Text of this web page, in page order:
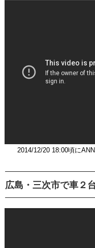
2014/12/20 18:00頃に
広島・三次市で車２